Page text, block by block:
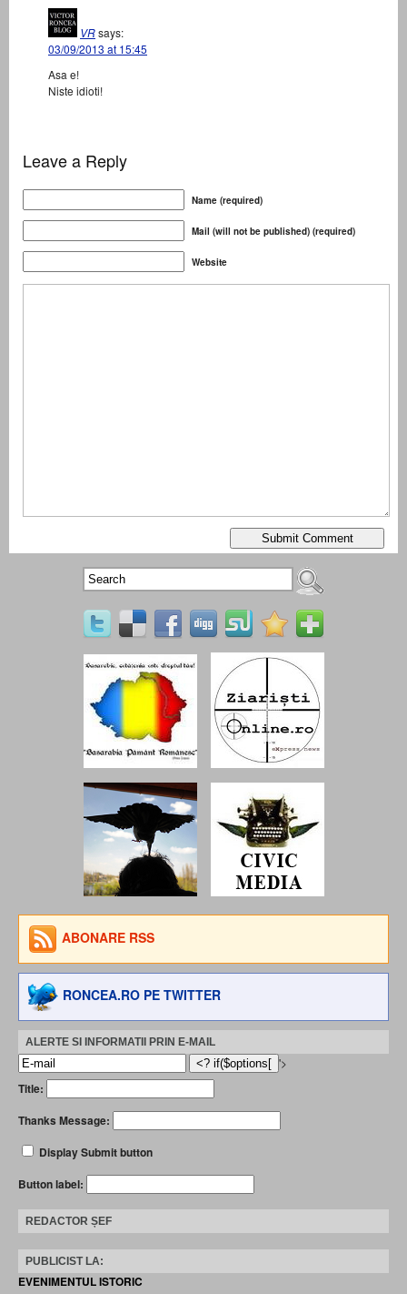
VRsays:
03/09/2013 at 15:45
Asa e!
Niste idioti!
Leave a Reply
Name (required)
Mail (will not be published) (required)
Website
ABONARE RSS
RONCEA.RO PE TWITTER
ALERTE SI INFORMATII PRIN E-MAIL
'>
Title:
Thanks Message:
Display Submit button
Button label:
REDACTOR ȘEF
PUBLICIST LA:
EVENIMENTUL ISTORIC